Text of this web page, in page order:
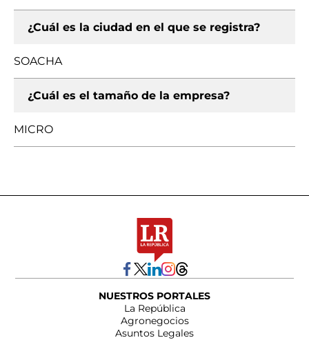
¿Cuál es la ciudad en el que se registra?
SOACHA
¿Cuál es el tamaño de la empresa?
MICRO
NUESTROS PORTALES
La República
Agronegocios
Asuntos Legales